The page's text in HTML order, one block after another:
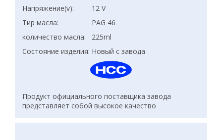
Напряжение(v):
12 V
Тир масла:
PAG 46
количество масла:
225ml
Состояние изделия: Новый с завода
Продукт официального поставщика завода
представляет собой высокое качество